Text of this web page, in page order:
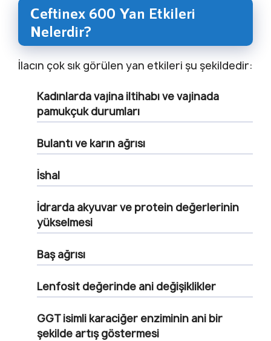
Ceftinex 600 Yan Etkileri
Nelerdir?
İlacın çok sık görülen yan etkileri şu şekildedir:
Kadınlarda vajina iltihabı ve vajinada
pamukçuk durumları
Bulantı ve karın ağrısı
İshal
İdrarda akyuvar ve protein değerlerinin
yükselmesi
Baş ağrısı
Lenfosit değerinde ani değişiklikler
GGT isimli karaciğer enziminin ani bir
şekilde artış göstermesi